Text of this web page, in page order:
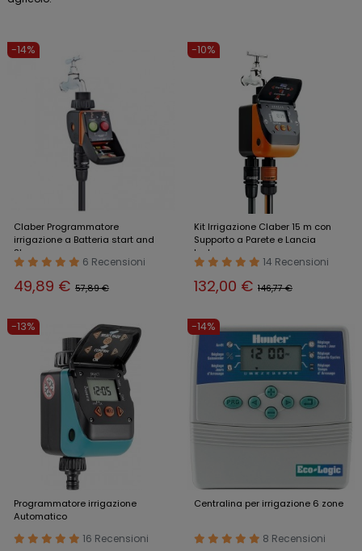
-14%
Claber Programmatore
irrigazione a Batteria start and
Stop
6 Recensioni
49,89 € 57,89 €
-10%
Kit Irrigazione Claber 15 m con
Supporto a Parete e Lancia
Inclusa
14 Recensioni
132,00 € 146,77 €
-13%
Programmatore irrigazione
Automatico
16 Recensioni
-14%
Centralina per irrigazione 6 zone
8 Recensioni